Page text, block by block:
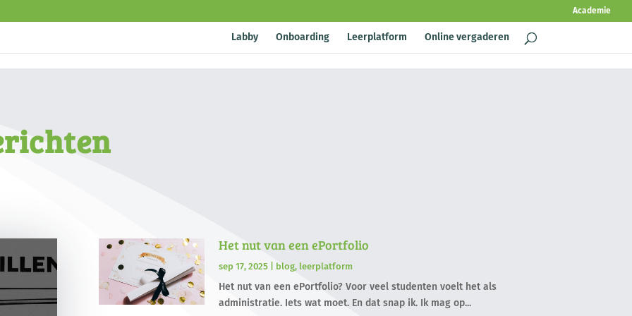
Academie
Labby Onboarding Leerplatform Online vergaderen
Het nut van een ePortfolio
sep 17, 2025 blog, leerplatform
Het nut van een ePortfolio? Voor veel studenten voelt het als
administratie. Iets wat moet. En dat snap ik. Ik mag op...